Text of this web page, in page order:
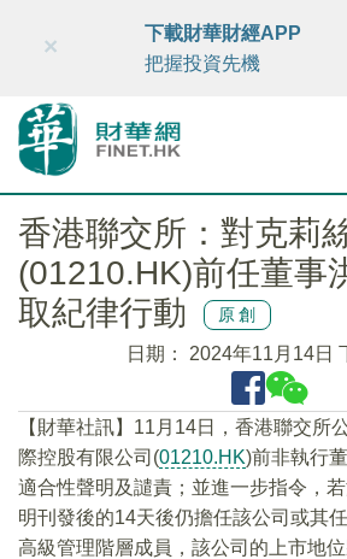
財華智庫網 FINTV FINMETA
×
下載財華財經APP
把握投資先機
香港聯交所：對克莉
(01210.HK)前任董事
取紀律行動
原創
日期： 2024年11月14日
【財華社訊】11月14日，香港聯交所
際控股有限公司(01210.HK)前非執行
適合性聲明及譴責；並進一步指令，
明刊發後的14天後仍擔任該公司或其
高級管理階層成員，該公司的上市地位